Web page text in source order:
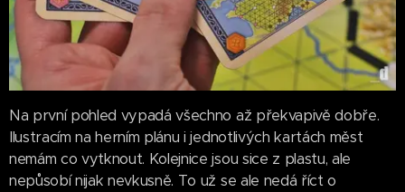
Na první pohled vypadá všechno až překvapivě dobře.
Ilustracím na herním plánu i jednotlivých kartách měst
nemám co vytknout. Kolejnice jsou sice z plastu, ale
nepůsobí nijak nevkusně. To už se ale nedá říct o